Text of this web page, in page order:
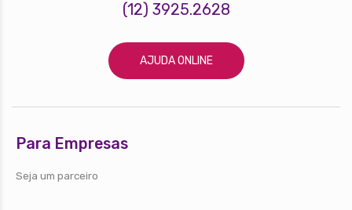
(12) 3925.2628
AJUDA ONLINE
Para Empresas
Seja um parceiro